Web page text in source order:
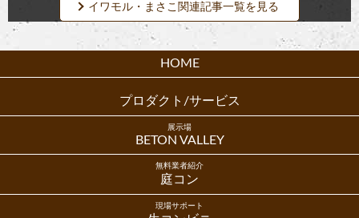
イワモル・まさこ関連記事一覧を見る
HOME
プロダクト/サービス
展示場
BETON VALLEY
無料業者紹介
庭コン
現場サポート